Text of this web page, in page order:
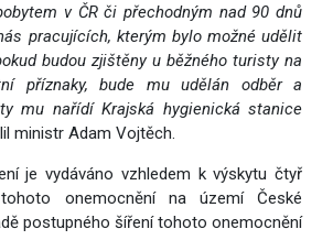
v ČR či přechodným nad 90 dnů
pracujících, kterým bylo možné udělit
budou zjištěny u běžného turisty na
příznaky, bude mu udělán odběr a
mu nařídí Krajská hygienická stanice
ministr Adam Vojtěch.
je vydáváno vzhledem k výskytu čtyř
onemocnění na území České
postupného šíření tohoto onemocnění